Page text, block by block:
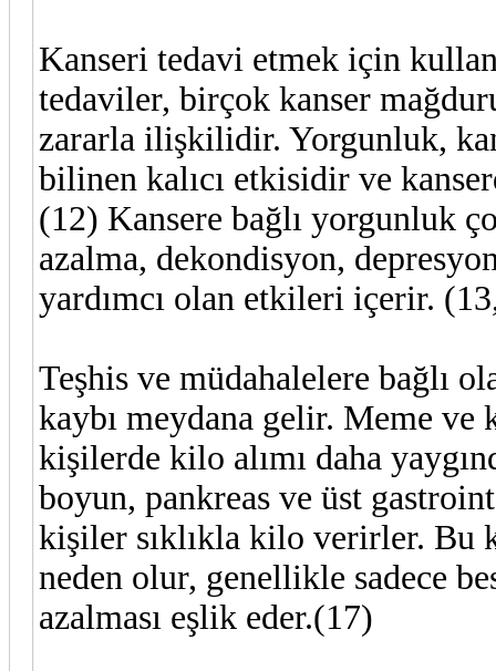
Kanseri tedavi etmek için
tedaviler, birçok kanser
zararla ilişkilidir. Yorgunluk,
bilinen kalıcı etkisidir ve
(12) Kansere bağlı yorgunluk
azalma, dekondisyon,
yardımcı olan etkileri içerir.
Teşhis ve müdahalelere bağlı
kaybı meydana gelir. Meme
kişilerde kilo alımı daha
boyun, pankreas ve üst
kişiler sıklıkla kilo verirler. Bu
neden olur, genellikle sadece
azalması eşlik eder.(17)